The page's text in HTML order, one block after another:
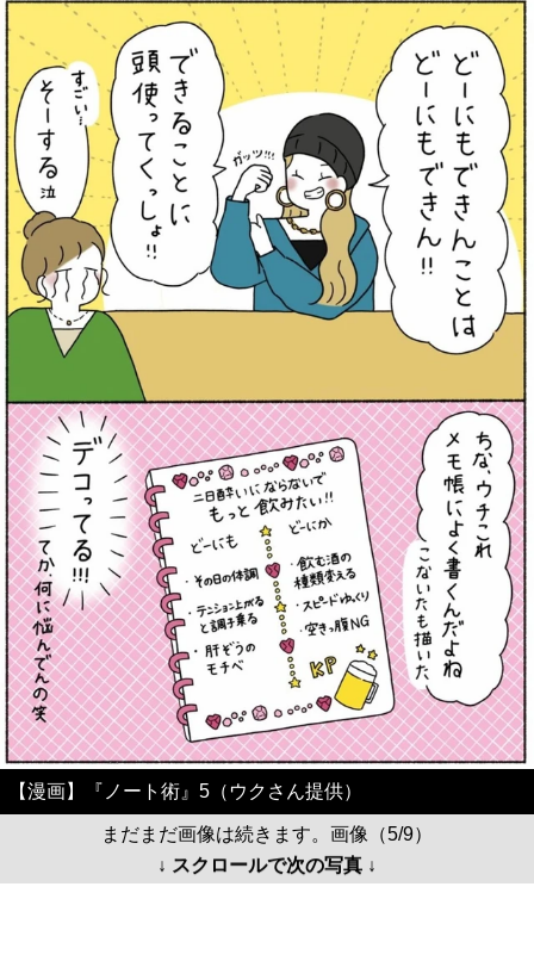
【漫画】『ノート術』5（ウクさん提供）
まだまだ画像は続きます。画像（5/9）
↓ スクロールで次の写真 ↓